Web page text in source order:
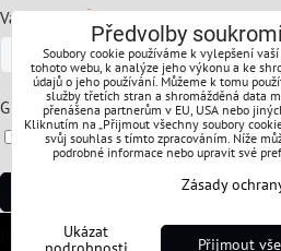
Váš telefon:*
GDPR:*
Souhlasíte s ochranou osobních
Předvolby soukromí
Zásady ochrany
Předvolby
Soubory cookie používáme k vylepšení
tohoto webu, k analýze jeho výkonu a ke
údajů o jeho používání. Můžeme k tomu
služby třetích stran a shromážděná data
přenášena partnerům v EU, USA nebo
Kliknutím na „Přijmout všechny soubory
svůj souhlas s tímto zpracováním. Níže
podrobné informace nebo upravit své
Zásady
Ukázat
Přijmout